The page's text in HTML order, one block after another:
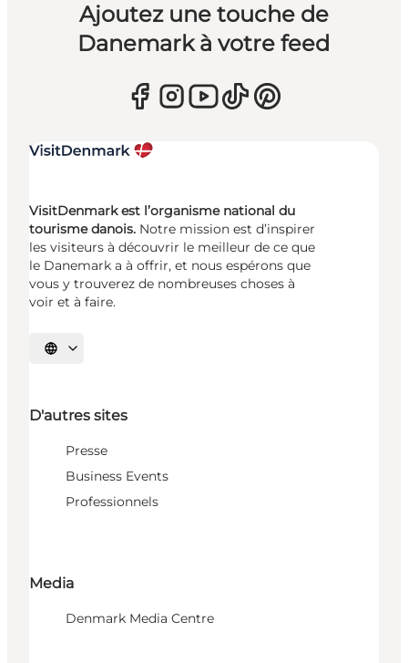
Ajoutez une touche de
Danemark à votre feed
VisitDenmark est l’organisme national du
tourisme danois. Notre mission est d’inspirer
les visiteurs à découvrir le meilleur de ce que
le Danemark a à offrir, et nous espérons que
vous y trouverez de nombreuses choses à
voir et à faire.
Choisissez la langue
D'autres sites
Presse
Business Events
Professionnels
Media
Denmark Media Centre